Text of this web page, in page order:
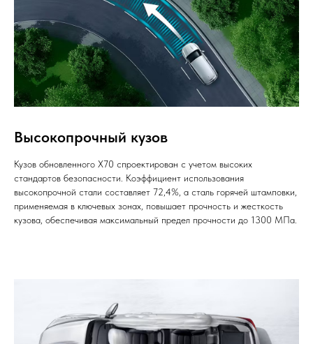
Высокопрочный кузов
Кузов обновленного X70 спроектирован с учетом высоких
стандартов безопасности. Коэффициент использования
высокопрочной стали составляет 72,4%, а сталь горячей штамповки,
применяемая в ключевых зонах, повышает прочность и жесткость
кузова, обеспечивая максимальный предел прочности до 1300 МПа.